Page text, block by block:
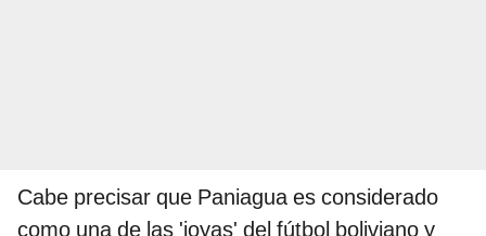
Cabe precisar que Paniagua es considerado
como una de las 'joyas' del fútbol boliviano y